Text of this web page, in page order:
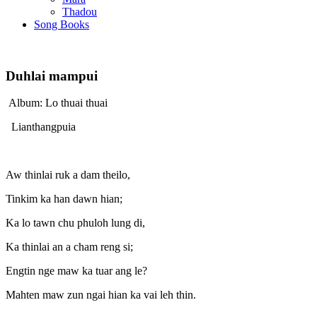
Thadou
Song Books
Duhlai mampui
Album: Lo thuai thuai
Lianthangpuia
Aw thinlai ruk a dam theilo,
Tinkim ka han dawn hian;
Ka lo tawn chu phuloh lung di,
Ka thinlai an a cham reng si;
Engtin nge maw ka tuar ang le?
Mahten maw zun ngai hian ka vai leh thin.